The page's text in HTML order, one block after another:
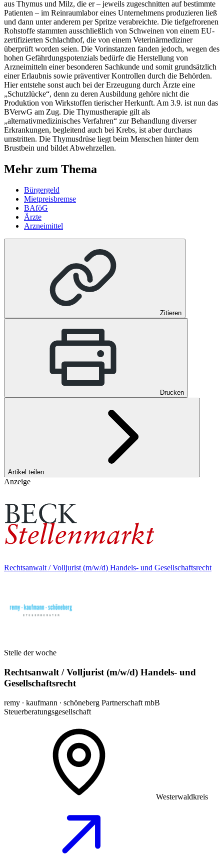
aus Thymus und Milz, die er – jeweils zugeschnitten auf bestimmte
Patienten – im Reinraumlabor eines Unternehmens produzieren ließ
und dann unter anderem per Spritze verabreichte. Die tiefgefrorenen
Rohstoffe stammten ausschließlich von Schweinen von einem EU-
zertifizierten Schlachthof, die von einem Veterinärmediziner
überprüft worden seien. Die Vorinstanzen fanden jedoch, wegen des
hohen Gefährdungspotenzials bedürfe die Herstellung von
Arzneimitteln einer besonderen Sachkunde und somit grundsätzlich
einer Erlaubnis sowie präventiver Kontrollen durch die Behörden.
Hier entstehe sonst auch bei der Erzeugung durch Ärzte eine
„Schutzlücke“, denn zu deren Ausbildung gehöre nicht die
Produktion von Wirkstoffen tierischer Herkunft. Am 3.9. ist nun das
BVerwG am Zug. Die Thymustherapie gilt als
„alternativmedizinisches Verfahren“ zur Behandlung diverser
Erkrankungen, begleitend auch bei Krebs, ist aber durchaus
umstritten. Die Thymusdrüse liegt beim Menschen hinter dem
Brustbein und bildet Abwehrzellen.
Mehr zum Thema
Bürgergeld
Mietpreisbremse
BAföG
Ärzte
Arzneimittel
Zitieren
Drucken
Artikel teilen
Anzeige
Rechtsanwalt / Volljurist (m/w/d) Handels- und Gesellschaftsrecht
Stelle der woche
Rechtsanwalt / Volljurist (m/w/d) Handels- und
Gesellschaftsrecht
remy ∙ kaufmann ∙ schöneberg Partnerschaft mbB
Steuerberatungsgesellschaft
Westerwaldkreis